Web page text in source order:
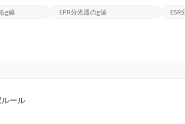
差は、スピン軌道結合や近...
g値 EPR分光器のg値 ESR
ルール